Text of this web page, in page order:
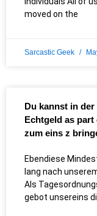
moved on the
Sarcastic Geek
Du kannst in
Echtgeld as
zum eins z
Ebendiese
lang nach
Als
gebot unsereins